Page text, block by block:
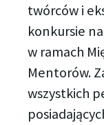
twórców i
konkursie
w ramach
Mentorów.
wszystkich